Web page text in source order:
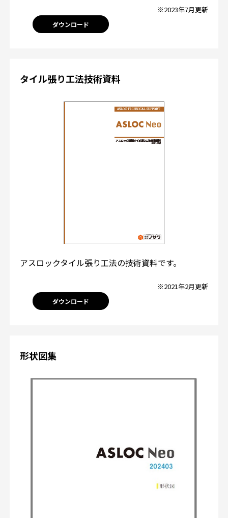
※2023年7月更新
ダウンロード
タイル張り工法技術資料
アスロックタイル張り工法の技術資料です。
※2021年2月更新
ダウンロード
形状図集